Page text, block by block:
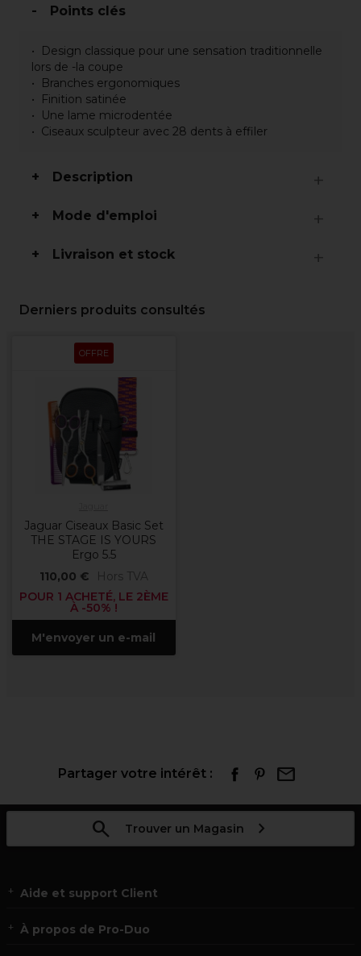
Points clés
Design classique pour une sensation traditionnelle
lors de -la coupe
Branches ergonomiques
Finition satinée
Une lame microdentée
Ciseaux sculpteur avec 28 dents à effiler
Description
Mode d'emploi
Livraison et stock
Derniers produits consultés
OFFRE
Jaguar Ciseaux Basic Set
THE STAGE IS YOURS
Ergo 5.5
110,00 €
Hors TVA
POUR 1 ACHETÉ, LE 2ÈME
À -50% !
M'envoyer un e-mail
Partager votre intérêt :
Trouver un Magasin
Aide et support Client
À propos de Pro-Duo